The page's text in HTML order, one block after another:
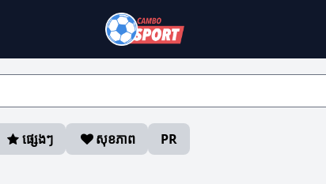
ផ្សេងៗ សុខភាព PR